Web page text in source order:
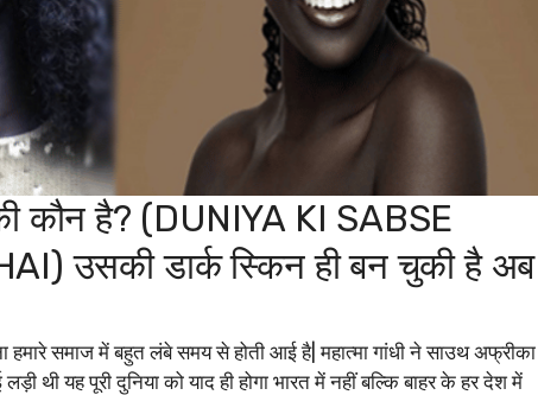
कौन है? (DUNIYA KI SABSE
उसकी डार्क स्किन ही बन चुकी है अब
समाज में बहुत लंबे समय से होती आई है| महात्मा गांधी ने साउथ अफ्रीका
यह पूरी दुनिया को याद ही होगा भारत में नहीं बल्कि बाहर के हर देश में